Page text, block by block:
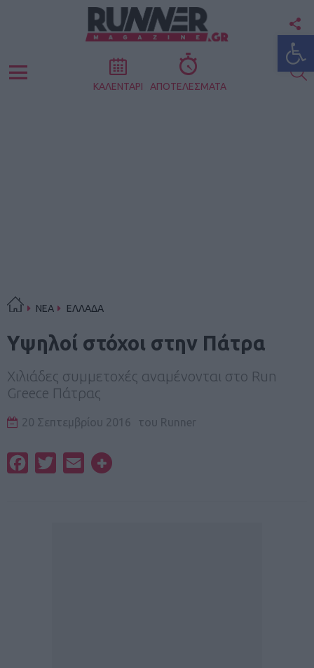
Menu ΚΑΛΕΝΤΑΡΙ ΑΠΟΤΕΛΕΣΜΑΤΑ
ΝΕΑ ΕΛΛΑΔΑ
Υψηλοί στόχοι στην Πάτρα
Χιλιάδες συμμετοχές αναμένονται στο Run
Greece Πάτρας
20 Σεπτεμβρίου 2016 του Runner
FacebookTwitterEmail